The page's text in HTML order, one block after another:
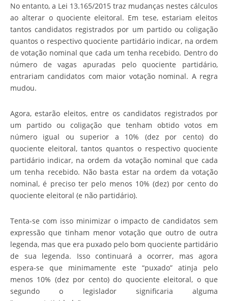
No entanto, a Lei 13.165/2015 traz mudanças nestes cálculos
ao alterar o quociente eleitoral. Em tese, estariam eleitos
tantos candidatos registrados por um partido ou coligação
quantos o respectivo quociente partidário indicar, na ordem
de votação nominal que cada um tenha recebido. Dentro do
número de vagas apuradas pelo quociente partidário,
entrariam candidatos com maior votação nominal. A regra
mudou.
Agora, estarão eleitos, entre os candidatos registrados por
um partido ou coligação que tenham obtido votos em
número igual ou superior a 10% (dez por cento) do
quociente eleitoral, tantos quantos o respectivo quociente
partidário indicar, na ordem da votação nominal que cada
um tenha recebido. Não basta estar na ordem da votação
nominal, é preciso ter pelo menos 10% (dez) por cento do
quociente eleitoral (e não partidário).
Tenta-se com isso minimizar o impacto de candidatos sem
expressão que tinham menor votação que outro de outra
legenda, mas que era puxado pelo bom quociente partidário
de sua legenda. Isso continuará a ocorrer, mas agora
espera-se que minimamente este “puxado” atinja pelo
menos 10% (dez por cento) do quociente eleitoral, o que
segundo o legislador significaria alguma